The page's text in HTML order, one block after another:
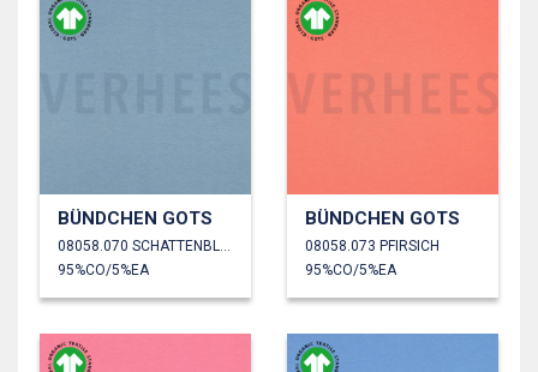
BÜNDCHEN GOTS
95%CO/5%EA
BÜNDCHEN GOTS
08058.073 PFIRSICH
95%CO/5%EA